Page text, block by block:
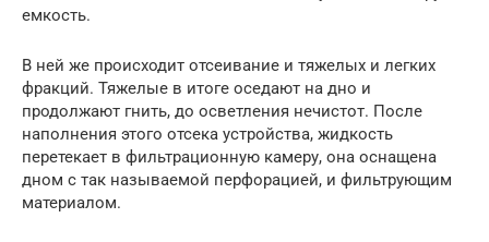
емкость.
В ней же происходит отсеивание и тяжелых и легких
фракций. Тяжелые в итоге оседают на дно и
продолжают гнить, до осветления нечистот. После
наполнения этого отсека устройства, жидкость
перетекает в фильтрационную камеру, она оснащена
дном с так называемой перфорацией, и фильтрующим
материалом.